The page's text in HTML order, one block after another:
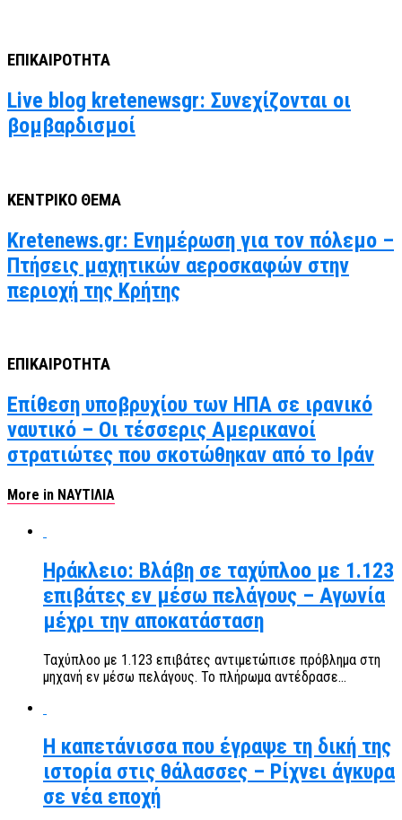
ΕΠΙΚΑΙΡΟΤΗΤΑ
Live blog kretenewsgr: Συνεχίζονται οι
βομβαρδισμοί
ΚΕΝΤΡΙΚΟ ΘΕΜΑ
Kretenews.gr: Ενημέρωση για τον πόλεμο –
Πτήσεις μαχητικών αεροσκαφών στην
περιοχή της Κρήτης
ΕΠΙΚΑΙΡΟΤΗΤΑ
Επίθεση υποβρυχίου των ΗΠΑ σε ιρανικό
ναυτικό – Οι τέσσερις Αμερικανοί
στρατιώτες που σκοτώθηκαν από το Ιράν
More in ΝΑΥΤΙΛΙΑ
Ηράκλειο: Βλάβη σε ταχύπλοο με 1.123
επιβάτες εν μέσω πελάγους – Αγωνία
μέχρι την αποκατάσταση
Ταχύπλοο με 1.123 επιβάτες αντιμετώπισε πρόβλημα στη
μηχανή εν μέσω πελάγους. Το πλήρωμα αντέδρασε...
Η καπετάνισσα που έγραψε τη δική της
ιστορία στις θάλασσες – Ρίχνει άγκυρα
σε νέα εποχή